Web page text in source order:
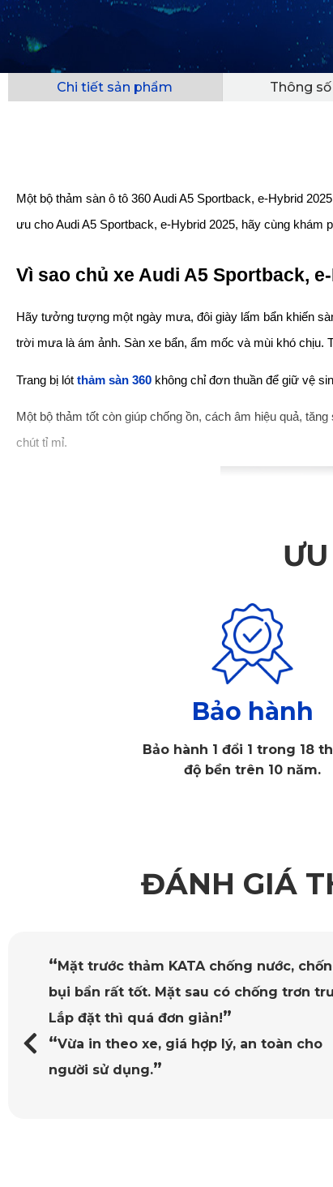
Chi tiết sản phẩm Thông
Một bộ thảm sàn ô tô 360 Audi A5 Sportback, e-Hybrid
ưu cho Audi A5 Sportback, e-Hybrid 2025, hãy cùng khám
Vì sao chủ xe Audi A5 Sportback,
Hãy tưởng tượng một ngày mưa, đôi giày lấm bẩn khiến
trời mưa là ám ảnh. Sàn xe bẩn, ẩm mốc và mùi khó chịu.
Trang bị lót thảm sàn 360 không chỉ đơn thuần để giữ vệ
Một bộ thảm tốt còn giúp chống ồn, cách âm hiệu quả,
chút tỉ mỉ.
Bảo hành
Bảo hành 1 đổi 1 trong 18
độ bền trên 10 năm.
ĐÁNH GIÁ
“ Mặt trước thảm KATA chống nước,
bụi bẩn rất tốt. Mặt sau có chống trơn
Lắp đặt thì quá đơn giản!”
“Vừa in theo xe, giá hợp lý, an toàn cho
người sử dụng.”